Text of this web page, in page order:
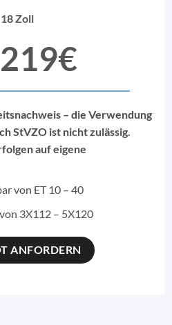
18 Zoll
– die Verwendung
StVZO ist nicht zulässig.
auf eigene
von ET 10 – 40
3X112 – 5X120
ANFORDERN